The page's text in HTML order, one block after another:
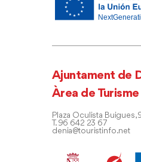
Ajuntament de
Àrea de Turisme
Plaza Oculista Buigues,
T. 96 642 23 67
denia@touristinfo.net